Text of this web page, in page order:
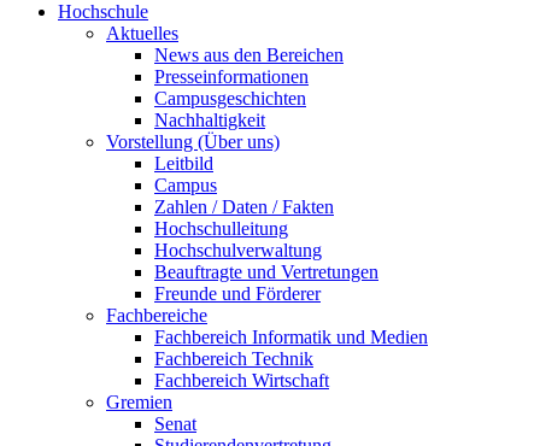
Hochschule
Aktuelles
News aus den Bereichen
Presseinformationen
Campusgeschichten
Nachhaltigkeit
Vorstellung (Über uns)
Leitbild
Campus
Zahlen / Daten / Fakten
Hochschulleitung
Hochschulverwaltung
Beauftragte und Vertretungen
Freunde und Förderer
Fachbereiche
Fachbereich Informatik und Medien
Fachbereich Technik
Fachbereich Wirtschaft
Gremien
Senat